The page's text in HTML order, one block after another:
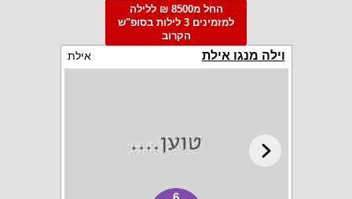
החל מ8500 ₪ ללילה
למזמינים 3 לילות בסופ"ש
הקרוב
וילה מנגו אילת אילת